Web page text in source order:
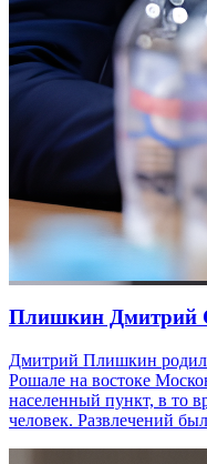
Плишкин Дмитрий
Дмитрий Плишкин
Рошале на востоке
населенный пункт, в то
человек. Развлечений